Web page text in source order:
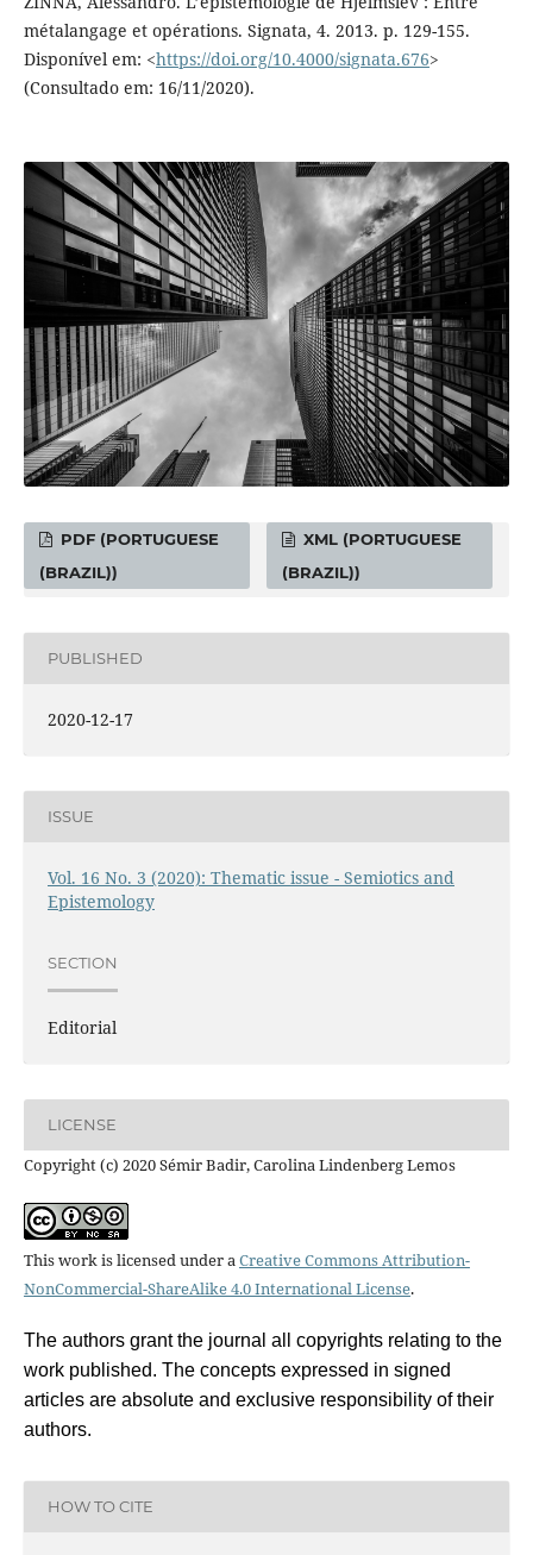
métalangage et opérations. Signata, 4. 2013. p. 129-155.
Disponível em: <https://doi.org/10.4000/signata.676>
(Consultado em: 16/11/2020).
PDF (PORTUGUESE
(BRAZIL))
XML (PORTUGUESE
(BRAZIL))
PUBLISHED
2020-12-17
ISSUE
Vol. 16 No. 3 (2020): Thematic issue - Semiotics and
Epistemology
SECTION
Editorial
LICENSE
Copyright (c) 2020 Sémir Badir, Carolina Lindenberg Lemos
This work is licensed under aCreative Commons Attribution-
NonCommercial-ShareAlike 4.0 International License.
The authors grant the journal all copyrights relating to the
work published. The concepts expressed in signed
articles are absolute and exclusive responsibility of their
authors.
HOW TO CITE